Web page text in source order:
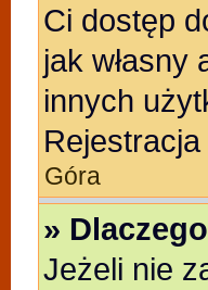
Ci dostęp
jak własny
innych
Góra
»
Jeżeli nie